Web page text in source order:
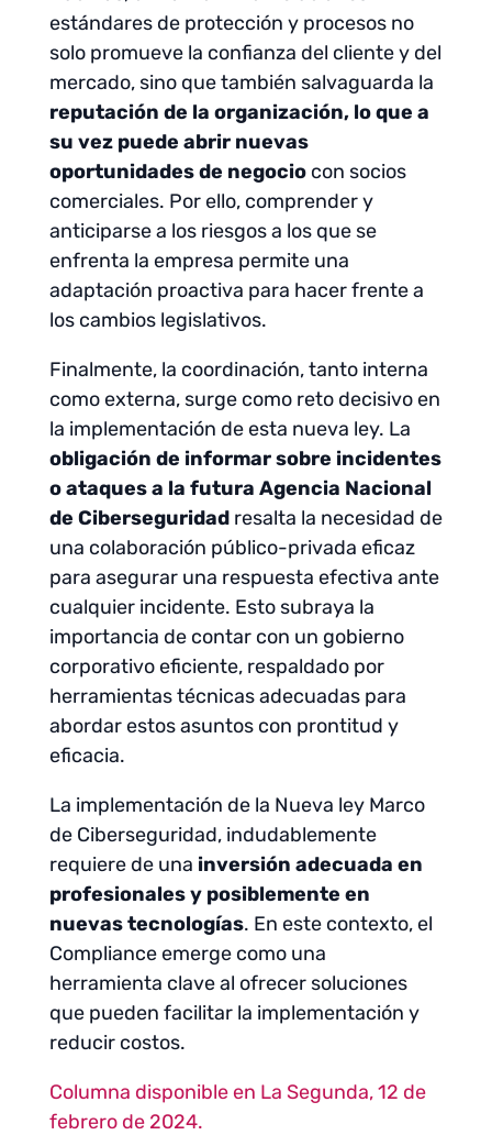
estándares de protección y procesos no
solo promueve la confianza del cliente y del
mercado, sino que también salvaguarda la
reputación de la organización, lo que a
su vez puede abrir nuevas
oportunidades de negociocon socios
comerciales. Por ello, comprender y
anticiparse a los riesgos a los que se
enfrenta la empresa permite una
adaptación proactiva para hacer frente a
los cambios legislativos.
Finalmente, la coordinación, tanto interna
como externa, surge como reto decisivo en
la implementación de esta nueva ley. La
obligación de informar sobre incidentes
o ataques a la futura Agencia Nacional
de Ciberseguridadresalta la necesidad de
una colaboración público-privada eficaz
para asegurar una respuesta efectiva ante
cualquier incidente. Esto subraya la
importancia de contar con un gobierno
corporativo eficiente, respaldado por
herramientas técnicas adecuadas para
abordar estos asuntos con prontitud y
eficacia.
La implementación de la Nueva ley Marco
de Ciberseguridad, indudablemente
requiere de una inversión adecuada en
profesionales y posiblemente en
nuevas tecnologías. En este contexto, el
Compliance emerge como una
herramienta clave al ofrecer soluciones
que pueden facilitar la implementación y
reducir costos.
Columna disponible en La Segunda, 12 de
febrero de 2024.